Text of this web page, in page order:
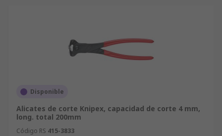
Disponible
Alicates de corte Knipex, capacidad de corte 4 mm,
long. total 200mm
Código RS 415-3833